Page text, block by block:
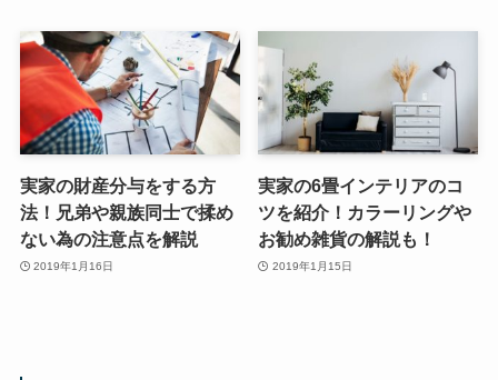
実家の財産分与をする方
法！兄弟や親族同士で揉め
ない為の注意点を解説
2019年1月16日
実家の6畳インテリアのコ
ツを紹介！カラーリングや
お勧め雑貨の解説も！
2019年1月15日